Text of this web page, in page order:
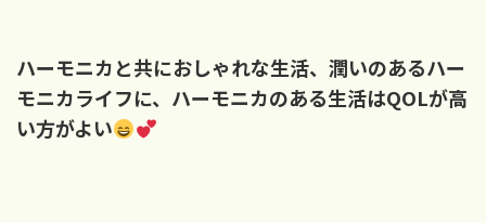
ハーモニカと共におしゃれな生活、潤いのあるハー
モニカライフに、ハーモニカのある生活はQOLが高
い方がよい